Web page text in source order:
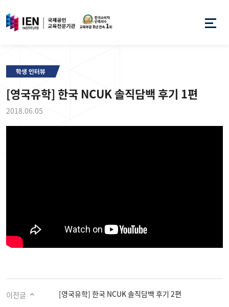
학생 인터뷰
[영국유학] 한국 NCUK 솔직담백 후기 1편
2018.06.05
이전글 [영국유학] 한국 NCUK 솔직담백 후기 2편